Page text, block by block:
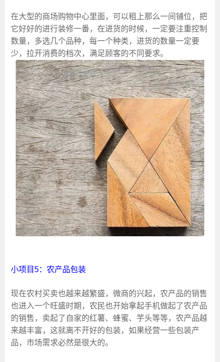
在大型的商场购物中心里面，可以租上那么一间铺位，把
它好好的进行装修一番，在进货的时候，一定要注重控制
数量，多选几个品种，每一个种类，进货的数量一定要
少，拉开消费的档次，满足顾客的不同要求。
小项目5：农产品包装
现在农村买卖也越来越繁盛，微商的兴起，农产品的销售
也进入一个旺盛时期，农民也开始拿起手机做起了农产品
的销售，卖起了自家的红薯、蜂蜜、芋头等等，农产品越
来越丰富，这就离不开好的包装，如果经营一些包装产
品，市场需求必然是很大的。